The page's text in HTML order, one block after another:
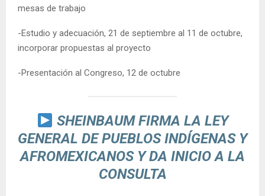
mesas de trabajo
-Estudio y adecuación, 21 de septiembre al 11 de octubre,
incorporar propuestas al proyecto
-Presentación al Congreso, 12 de octubre
SHEINBAUM FIRMA LA LEY
GENERAL DE PUEBLOS INDÍGENAS Y
AFROMEXICANOS Y DA INICIO A LA
CONSULTA